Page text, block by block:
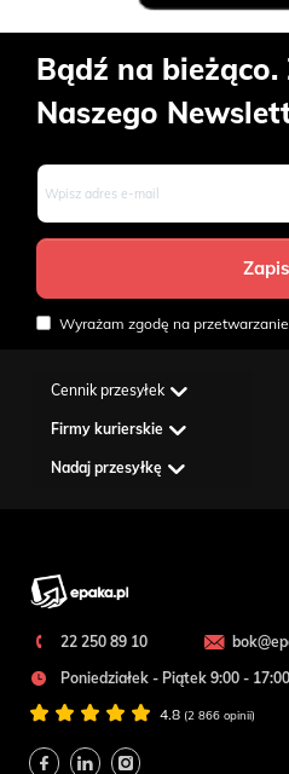
Bądź na bieżąco.
Naszego
Wyrażam zgodę na
Cennik przesyłek
Firmy kurierskie
Nadaj przesyłkę
22 250 89 10
Poniedziałek - Piątek 9:00 - 17:00
4.8 (2 866 opinii)